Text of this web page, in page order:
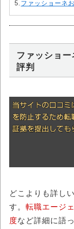
5. ファッショーネ
ファッショ
評判
どこよりも詳し
す。 転職エージ
度など詳細に語